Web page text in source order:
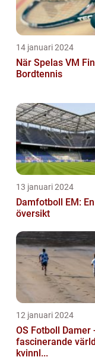
14 januari 2024
När Spelas VM
Bordtennis
13 januari 2024
Damfotboll EM: En
översikt
12 januari 2024
OS Fotboll Damer
fascinerande
kvinnl...